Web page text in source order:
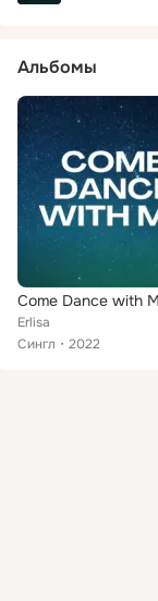
Альбомы
Come Dance with
Erlisa
Сингл
2022